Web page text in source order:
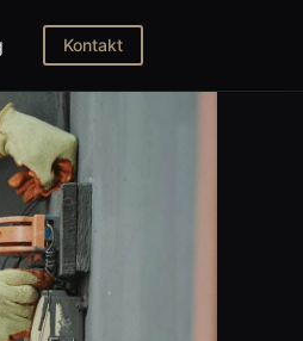
Kontakt